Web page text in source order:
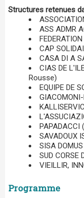
Structures retenues
ASS ADMR
CAP
CASA DI A
CIAS DE
Rousse)
EQUIPE DE
PAPADACCI
SAVADOUX
SISA
SUD CORSE
VIEILLIR,
Programme